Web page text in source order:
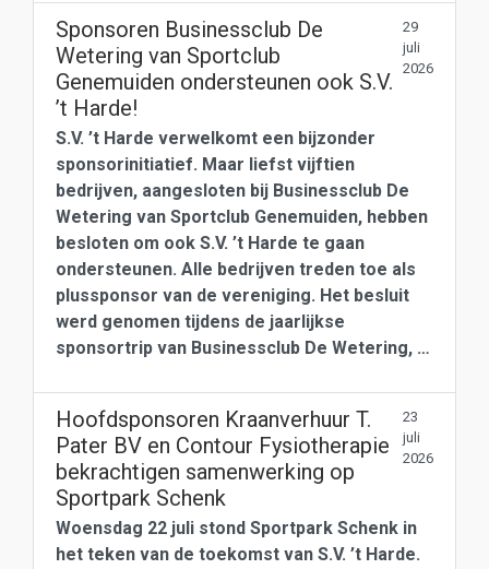
Sponsoren Businessclub De
Wetering van Sportclub
Genemuiden ondersteunen ook S.V.
’t Harde!
29
juli
2026
S.V. ’t Harde verwelkomt een bijzonder
sponsorinitiatief. Maar liefst vijftien
bedrijven, aangesloten bij Businessclub De
Wetering van Sportclub Genemuiden, hebben
besloten om ook S.V. ’t Harde te gaan
ondersteunen. Alle bedrijven treden toe als
plussponsor van de vereniging. Het besluit
werd genomen tijdens de jaarlijkse
sponsortrip van Businessclub De Wetering, …
Hoofdsponsoren Kraanverhuur T.
Pater BV en Contour Fysiotherapie
bekrachtigen samenwerking op
Sportpark Schenk
23
juli
2026
Woensdag 22 juli stond Sportpark Schenk in
het teken van de toekomst van S.V. ’t Harde.